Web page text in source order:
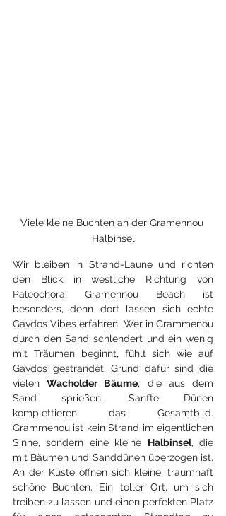
Viele kleine Buchten an der Gramennou
Halbinsel
Wir bleiben in Strand-Laune und richten
den Blick in westliche Richtung von
Paleochora. Gramennou Beach ist
besonders, denn dort lassen sich echte
Gavdos Vibes erfahren. Wer in Grammenou
durch den Sand schlendert und ein wenig
mit Träumen beginnt, fühlt sich wie auf
Gavdos gestrandet. Grund dafür sind die
vielen Wacholder Bäume, die aus dem
Sand sprießen. Sanfte Dünen
komplettieren das Gesamtbild.
Grammenou ist kein Strand im eigentlichen
Sinne, sondern eine kleine Halbinsel, die
mit Bäumen und Sanddünen überzogen ist.
An der Küste öffnen sich kleine, traumhaft
schöne Buchten. Ein toller Ort, um sich
treiben zu lassen und einen perfekten Platz